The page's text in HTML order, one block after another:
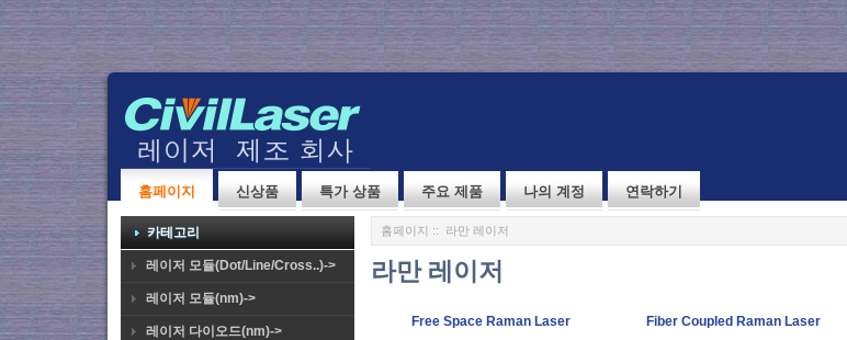
홈페이지 신상품 특가 상품 주요 제품 나의 계정 연락하기
카테고리
레이저 모듈(Dot/Line/Cross..)->
레이저 모듈(nm)->
레이저 다이오드(nm)->
홈페이지 :: 라만 레이저
라만 레이저
Free Space Raman Laser Fiber Coupled Raman Laser